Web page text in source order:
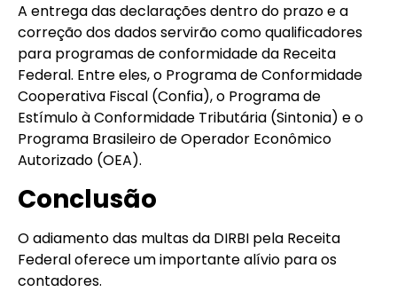
A entrega das declarações dentro do prazo e a
correção dos dados servirão como qualificadores
para programas de conformidade da Receita
Federal. Entre eles, o Programa de Conformidade
Cooperativa Fiscal (Confia), o Programa de
Estímulo à Conformidade Tributária (Sintonia) e o
Programa Brasileiro de Operador Econômico
Autorizado (OEA).
Conclusão
O adiamento das multas da DIRBI pela Receita
Federal oferece um importante alívio para os
contadores.